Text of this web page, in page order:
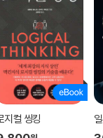
책이다. 그렇기 때문
에겐 개인과 조직
직장인과 일과 삶
발한 실용서로 다가
지컬 씽킹